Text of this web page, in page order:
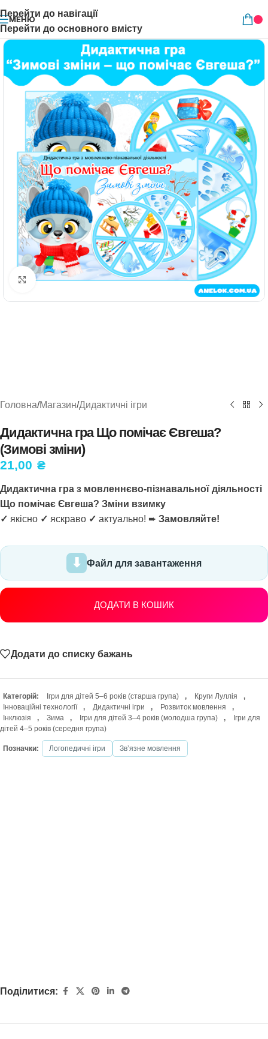
Перейти до навігації
Перейти до основного вмісту
МЕНЮ
Натисніть, щоб збільшити
Головна/Магазин/Дидактичні ігри
Дидактична гра Що помічає Євгеша?
(Зимові зміни)
21,00 ₴
Дидактична гра з мовленнєво-пізнавальної діяльності
Що помічає Євгеша? Зміни взимку
✓ якісно ✓ яскраво ✓ актуально! ➨ Замовляйте!
Файл для завантаження
ДОДАТИ В КОШИК
Додати до списку бажань
Категорій: Ігри для дітей 5–6 років (старша група) , Круги Луллія
,
Інноваційні технології
, Дидактичні ігри , Розвиток мовлення
,
Інклюзія
, Зима , Ігри для дітей 3–4 років (молодша група) ,
Ігри для
дітей 4–5 років (середня група)
Позначки: Логопедичні ігри Звʼязне мовлення
Поділитися: